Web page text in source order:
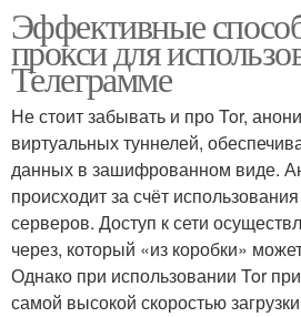
Эффективные
прокси для
Телеграмме
Не стоит забывать и про Tor,
виртуальных туннелей,
данных в зашифрованном виде.
происходит за счёт
серверов. Доступ к сети
через, который «из коробки»
Однако при использовании Tor
самой высокой скоростью